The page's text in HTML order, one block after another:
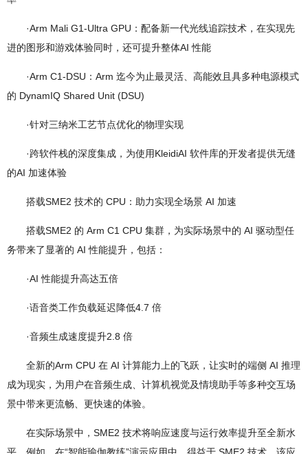
·Arm Mali G1-Ultra GPU：配备新一代光线追踪技术，在实现先
进的图形和游戏体验同时，还可提升整体AI 性能
·Arm C1-DSU：Arm 迄今为止最灵活、高能效且具多种电源模式
的 DynamIQ Shared Unit (DSU)
·针对三纳米工艺节点优化的物理实现
·跨软件栈的深度集成，为使用KleidiAI 软件库的开发者提供无缝
的AI 加速体验
搭载SME2 技术的 CPU：助力实现全场景 AI 加速
搭载SME2 的 Arm C1 CPU 集群，为实际场景中的 AI 驱动型任
务带来了显著的 AI 性能提升，包括：
·AI 性能提升高达五倍
·语音类工作负载延迟降低4.7 倍
·音频生成速度提升2.8 倍
全新的Arm CPU 在 AI 计算能力上的飞跃，让实时的端侧 AI 推理
成为现实，为用户在音频生成、计算机视觉及情境助手等多种交互场
景中带来更流畅、更快速的体验。
在实际场景中，SME2 技术将响应速度与运行效率提升至全新水